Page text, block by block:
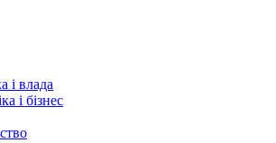
і влада
і бізнес